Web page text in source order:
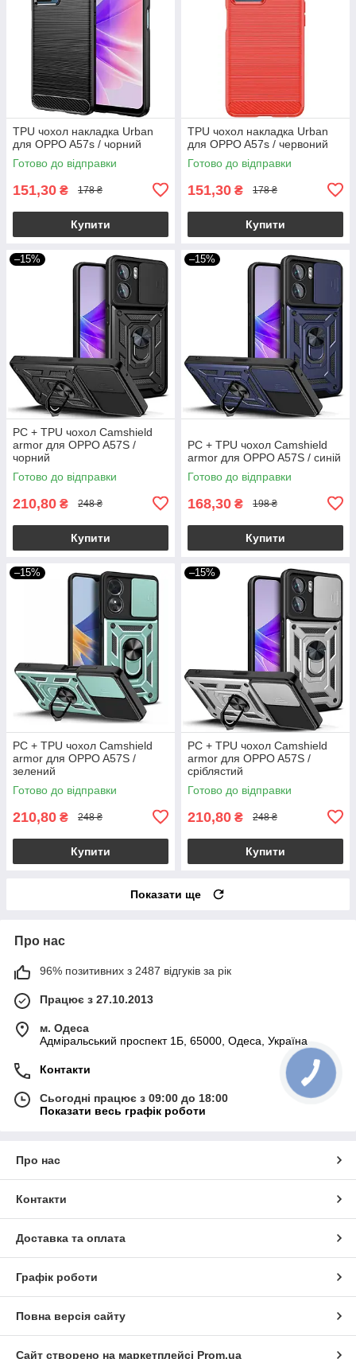
TPU чохол накладка Urban
для OPPO A57s / чорний
Готово до відправки
151,30 ₴ 178 ₴
Купити
TPU чохол накладка Urban
для OPPO A57s / червоний
Готово до відправки
151,30 ₴ 178 ₴
Купити
–15%
PC + TPU чохол Camshield
armor для OPPO A57S /
чорний
Готово до відправки
210,80 ₴ 248 ₴
Купити
–15%
PC + TPU чохол Camshield
armor для OPPO A57S / синій
Готово до відправки
168,30 ₴ 198 ₴
Купити
–15%
PC + TPU чохол Camshield
armor для OPPO A57S /
зелений
Готово до відправки
210,80 ₴ 248 ₴
Купити
–15%
PC + TPU чохол Camshield
armor для OPPO A57S /
сріблястий
Готово до відправки
210,80 ₴ 248 ₴
Купити
Показати ще
Про нас
96% позитивних з 2487 відгуків за рік
Працює з 27.10.2013
м. Одеса
Адміральський проспект 1Б, 65000, Одеса, Україна
Контакти
Сьогодні працює з 09:00 до 18:00
Показати весь графік роботи
Про нас
Контакти
Доставка та оплата
Графік роботи
Повна версія сайту
Сайт створено на маркетплейсі Prom.ua